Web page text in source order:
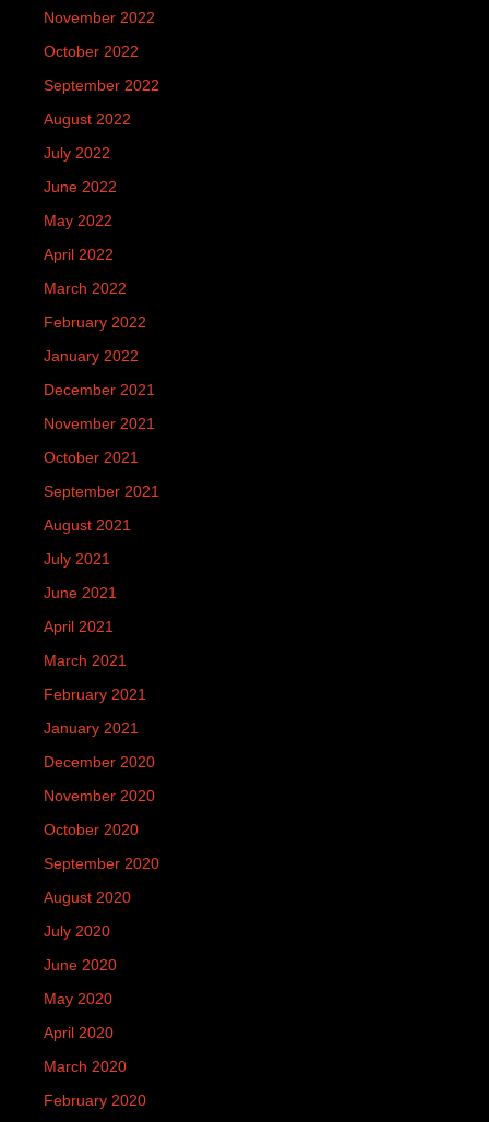
November 2022
October 2022
September 2022
August 2022
July 2022
June 2022
May 2022
April 2022
March 2022
February 2022
January 2022
December 2021
November 2021
October 2021
September 2021
August 2021
July 2021
June 2021
April 2021
March 2021
February 2021
January 2021
December 2020
November 2020
October 2020
September 2020
August 2020
July 2020
June 2020
May 2020
April 2020
March 2020
February 2020